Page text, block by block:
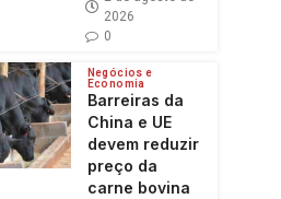
2026
0
Negócios e
Economia
Barreiras da
China e UE
devem reduzir
preço da
carne bovina